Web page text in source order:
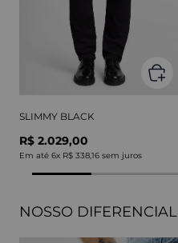
SLIMMY BLACK
R$ 2.029,00
Em até 6x R$ 338,16 sem juros
NOSSO DIFERENCIAL